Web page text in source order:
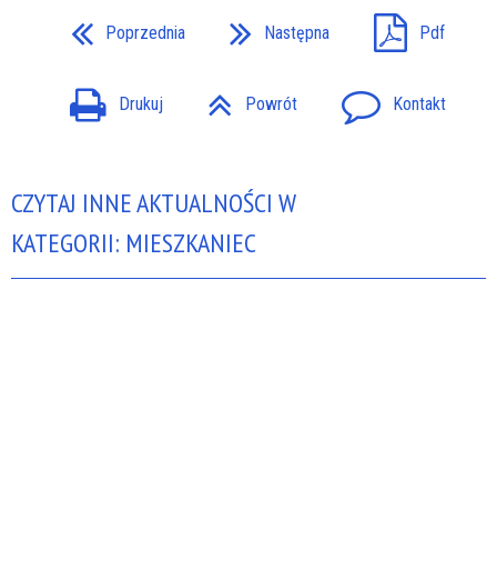
Poprzednia Następna Pdf
Drukuj Powrót Kontakt
CZYTAJ INNE AKTUALNOŚCI W
KATEGORII: MIESZKANIEC